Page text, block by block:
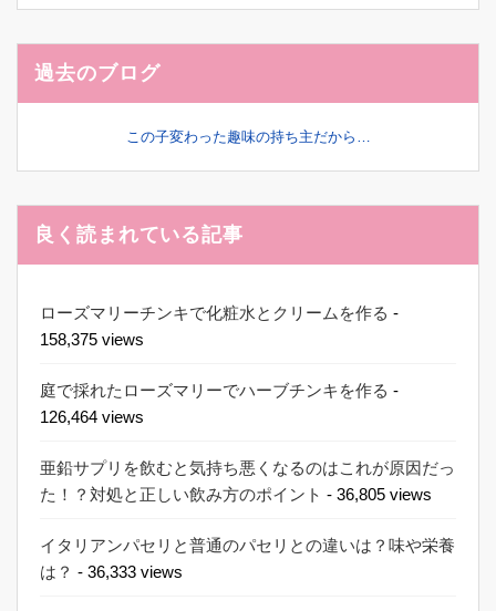
過去のブログ
この子変わった趣味の持ち主だから…
良く読まれている記事
ローズマリーチンキで化粧水とクリームを作る -
158,375 views
庭で採れたローズマリーでハーブチンキを作る -
126,464 views
亜鉛サプリを飲むと気持ち悪くなるのはこれが原因だっ
た！？対処と正しい飲み方のポイント - 36,805 views
イタリアンパセリと普通のパセリとの違いは？味や栄養
は？ - 36,333 views